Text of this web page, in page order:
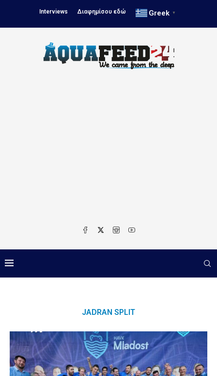
Interviews Διαφημίσου εδώ Greek ▼
JADRAN SPLIT